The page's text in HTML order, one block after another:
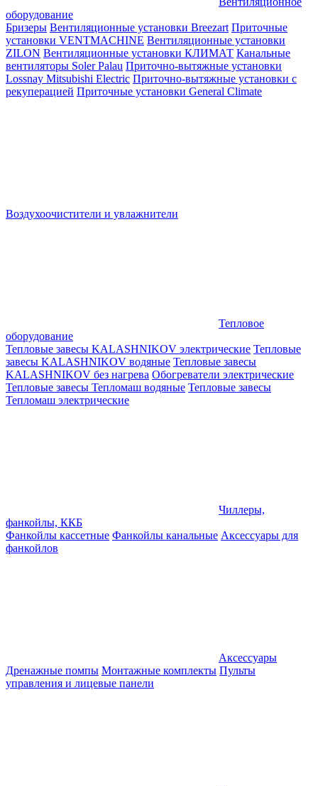
оборудование
Бризеры Вентиляционные установки Breezart Приточные
установки VENTMACHINE Вентиляционные установки
ZILON Вентиляционные установки КЛИМАТ Канальные
вентиляторы Soler Palau Приточно-вытяжные установки
Lossnay Mitsubishi Electric Приточно-вытяжные установки с
рекуперацией Приточные установки General Climate
Воздухоочистители и увлажнители
Тепловое
оборудование
Тепловые завесы KALASHNIKOV электрические Тепловые
завесы KALASHNIKOV водяные Тепловые завесы
KALASHNIKOV без нагрева Обогреватели электрические
Тепловые завесы Тепломаш водяные Тепловые завесы
Тепломаш электрические
Чиллеры,
фанкойлы, ККБ
Фанкойлы кассетные Фанкойлы канальные Аксессуары для
фанкойлов
Аксессуары
Дренажные помпы Монтажные комплекты Пульты
управления и лицевые панели